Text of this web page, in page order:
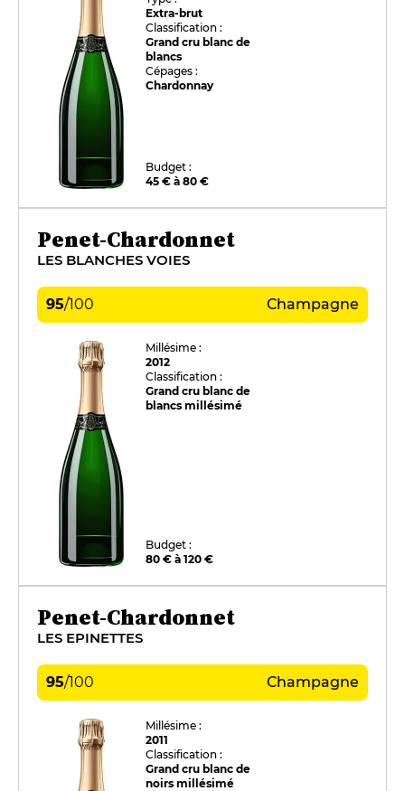
Extra-brut
Classification :
Grand cru blanc de
blancs
Cépages :
Chardonnay
Budget :
45 € à 80 €
Penet-Chardonnet
LES BLANCHES VOIES
95/100 Champagne
Millésime :
2012
Classification :
Grand cru blanc de
blancs millésimé
Budget :
80 € à 120 €
Penet-Chardonnet
LES EPINETTES
95/100 Champagne
Millésime :
2011
Classification :
Grand cru blanc de
noirs millésimé